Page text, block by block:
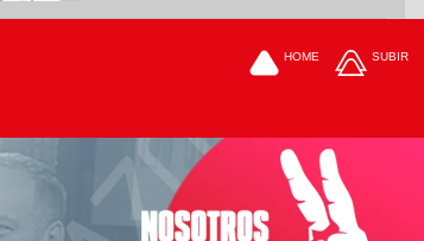
HOME SUBIR